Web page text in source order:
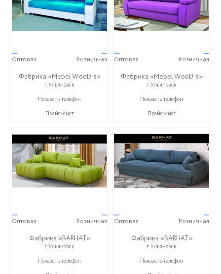
—
Оптовая
—
Розничная
Фабрика «Mebel WooD-s»
г.Ульяновск
+7 (906) 140-08-08
Показать телефон
Прайс-лист
—
Оптовая
—
Розничная
Фабрика «Mebel WooD-s»
г.Ульяновск
+7 (906) 140-08-08
Показать телефон
Прайс-лист
—
Оптовая
—
Розничная
Фабрика «BARHAT»
г.Ульяновск
+7 (996) 219-29-77
Показать телефон
—
Оптовая
—
Розничная
Фабрика «BARHAT»
г.Ульяновск
+7 (996) 219-29-77
Показать телефон